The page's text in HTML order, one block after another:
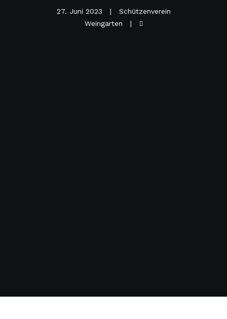
27. Juni 2023
Schützenverein
Weingarten